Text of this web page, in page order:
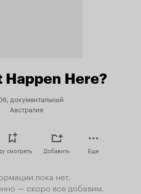
Happen Here?
документальный
Австралия
смотреть Добавить Еще
пока нет,
— скоро все добавим.